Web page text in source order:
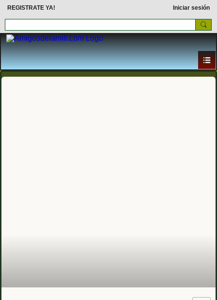
REGISTRATE YA! Iniciar sesión